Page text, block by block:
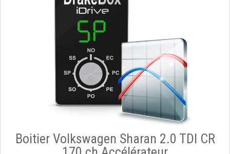
Boitier Volkswagen Sharan 2.0 TDI CR